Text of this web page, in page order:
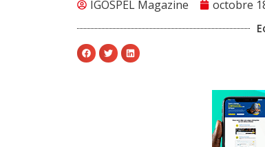
IGOSPEL Magazine octobre